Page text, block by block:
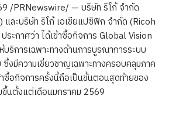
/PRNewswire/ — บริษัท ริโก้ จำกัด
และบริษัท ริโก้ เอเชียแปซิฟิก จำกัด (Ricoh
ระกาศว่า ได้เข้าซื้อกิจการ Global Vision
ริการเฉพาะทางด้านการบูรณาการระบบ
งมีความเชี่ยวชาญเฉพาะทางครอบคลุมภาค
ซื้อกิจการครั้งนี้ถือเป็นขั้นตอนสุดท้ายของ
ขึ้นตั้งแต่เดือนมกราคม 2569